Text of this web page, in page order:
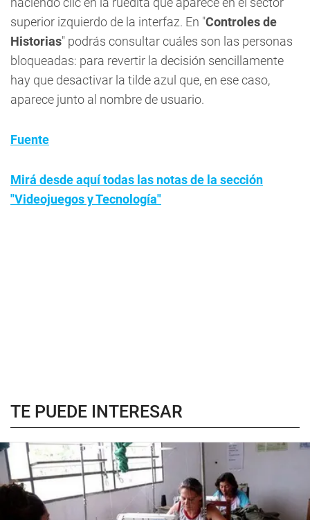
superior izquierdo de la interfaz. En "Controles de
Historias" podrás consultar cuáles son las personas
bloqueadas: para revertir la decisión sencillamente
hay que desactivar la tilde azul que, en ese caso,
aparece junto al nombre de usuario.
Fuente
Mirá desde aquí todas las notas de la sección
"Videojuegos y Tecnología"
TE PUEDE INTERESAR